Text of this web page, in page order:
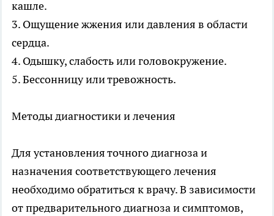
кашле.
3. Ощущение жжения или давления в области
сердца.
4. Одышку, слабость или головокружение.
5. Бессонницу или тревожность.
Методы диагностики и лечения
Для установления точного диагноза и
назначения соответствующего лечения
необходимо обратиться к врачу. В зависимости
от предварительного диагноза и симптомов,